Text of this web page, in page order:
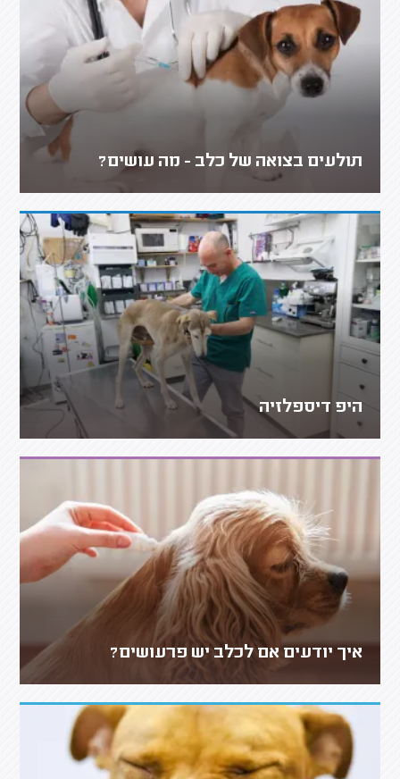
תולעים בצואה של כלב - מה עושים?
היפ דיספלזיה
איך יודעים אם לכלב יש פרעושים?